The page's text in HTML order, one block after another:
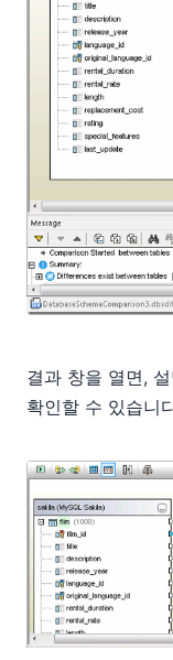
결과 창을 열면,
확인할 수 있습니